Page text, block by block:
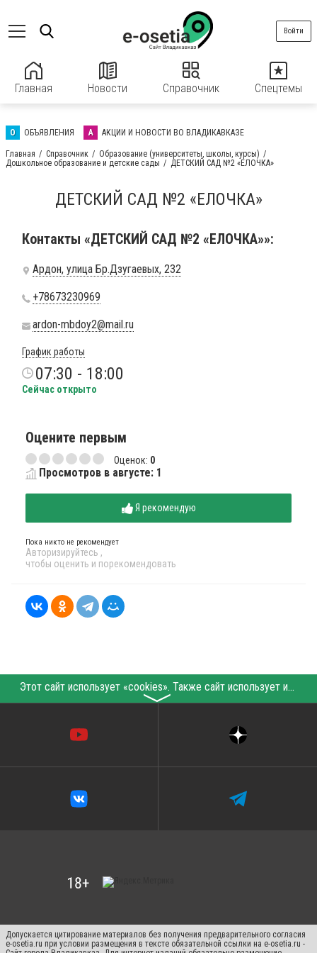
Главная Новости Справочник Спецтемы
Войти
О ОБЪЯВЛЕНИЯ А АКЦИИ И НОВОСТИ ВО ВЛАДИКАВКАЗЕ
Главная Справочник
Образование (университеты, школы, курсы)
Дошкольное образование и детские сады
ДЕТСКИЙ САД №2 «ЕЛОЧКА»
ДЕТСКИЙ САД №2 «ЕЛОЧКА»
Контакты «ДЕТСКИЙ САД №2 «ЕЛОЧКА»»:
Ардон, улица Бр.Дзугаевых, 232
+78673230969
ardon-mbdoy2@mail.ru
График работы
07:30 - 18:00
Сейчас открыто
Оцените первым
Оценок: 0
Просмотров в августе: 1
Я рекомендую
Пока никто не рекомендует
Авторизируйтесь ,
чтобы оценить и порекомендовать
Этот сайт использует «cookies». Также сайт использует интернет-сервис для сбора технических данных касательно посетителей с целью получения маркетинговой и статистической информации. Условия обработки данных посетителей сайта см.
〉
Допускается цитирование материалов без получения предварительного согласия
e-osetia.ru при условии размещения в тексте обязательной ссылки на e-osetia.ru -